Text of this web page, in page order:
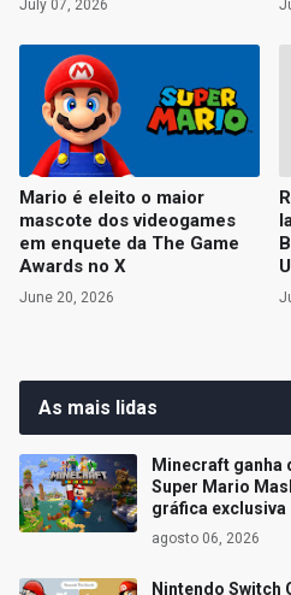
July 07, 2026
Mario é eleito o maior
mascote dos videogames
em enquete da The Game
Awards no X
June 20, 2026
As mais lidas
Minecraft ganha
Super Mario
gráfica exclusiva
agosto 06, 2026
Nintendo Switch